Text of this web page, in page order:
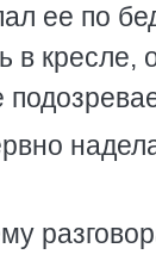
ее по
кресле,